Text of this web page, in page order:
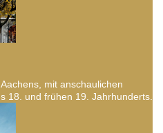
mit anschaulichen
18. und frühen 19. Jahrhunderts.